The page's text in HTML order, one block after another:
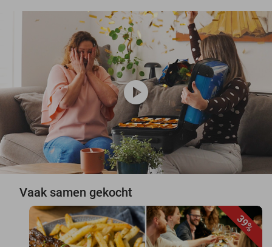
play_circle
Vaak samen gekocht
39%